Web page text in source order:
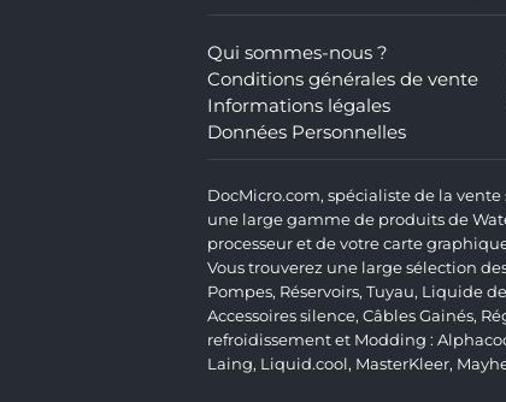
Qui sommes-nous ?
Conditions générales de vente
Informations légales
Données Personnelles
DocMicro.com, spécialiste de la
une large gamme de produits de
processeur et de votre carte
Vous trouverez une large sélection
Pompes, Réservoirs, Tuyau, Liquide
Accessoires silence, Câbles Gainés,
refroidissement et Modding :
Laing, Liquid.cool , MasterKleer,